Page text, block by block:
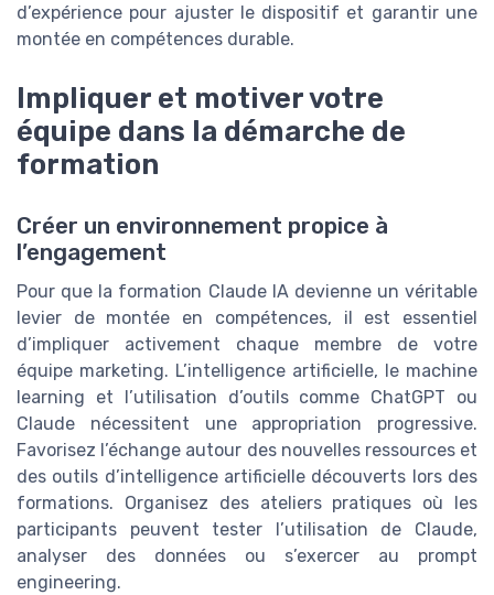
d’expérience pour ajuster le dispositif et garantir une
montée en compétences durable.
Impliquer et motiver votre
équipe dans la démarche de
formation
Créer un environnement propice à
l’engagement
Pour que la formation Claude IA devienne un véritable
levier de montée en compétences, il est essentiel
d’impliquer activement chaque membre de votre
équipe marketing. L’intelligence artificielle, le machine
learning et l’utilisation d’outils comme ChatGPT ou
Claude nécessitent une appropriation progressive.
Favorisez l’échange autour des nouvelles ressources et
des outils d’intelligence artificielle découverts lors des
formations. Organisez des ateliers pratiques où les
participants peuvent tester l’utilisation de Claude,
analyser des données ou s’exercer au prompt
engineering.